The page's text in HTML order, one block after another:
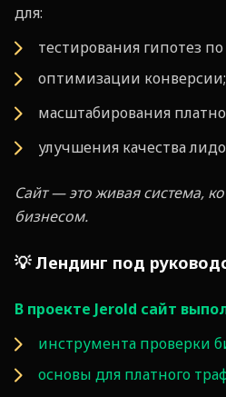
для:
тестирования гипотез
оптимизации конверсии;
масштабирования
улучшения качества
Сайт — это живая система,
бизнесом.
💡 Лендинг под
В проекте Jerold сайт
инструмента проверки
основы для платного